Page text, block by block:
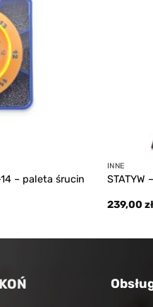
– paleta śrucin
INNE
STATYW
239,00 zł